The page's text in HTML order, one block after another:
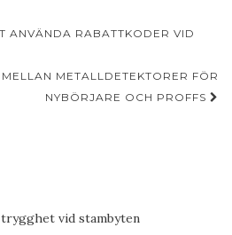
ANVÄNDA RABATTKODER VID
METALLDETEKTORER FÖR
NYBÖRJARE OCH PROFFS
vid stambyten